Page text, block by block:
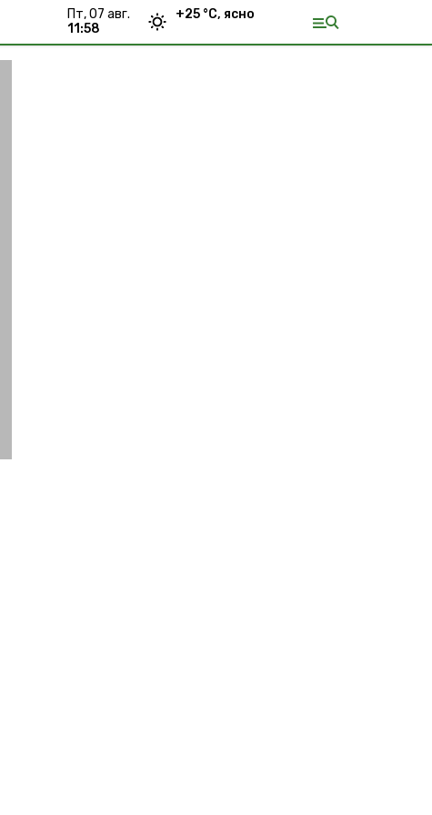
пт, 07 авг.
11:58
+25 °С, ясно